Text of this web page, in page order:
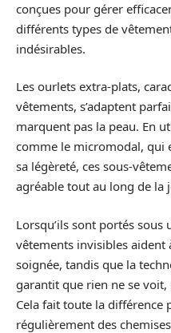
conçues pour gérer
différents types de
indésirables.
Les ourlets extra-plats,
vêtements, s’adaptent
marquent pas la peau. En
comme le micromodal, qui
sa légèreté, ces sous-
agréable tout au long de la
Lorsqu’ils sont portés sous
vêtements invisibles
soignée, tandis que la
garantit que rien ne se voit,
Cela fait toute la
régulièrement des